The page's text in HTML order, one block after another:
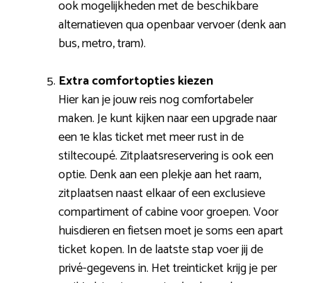
ook mogelijkheden met de beschikbare
alternatieven qua openbaar vervoer (denk aan
bus, metro, tram).
Extra comfortopties kiezen
Hier kan je jouw reis nog comfortabeler
maken. Je kunt kijken naar een upgrade naar
een 1e klas ticket met meer rust in de
stiltecoupé. Zitplaatsreservering is ook een
optie. Denk aan een plekje aan het raam,
zitplaatsen naast elkaar of een exclusieve
compartiment of cabine voor groepen. Voor
huisdieren en fietsen moet je soms een apart
ticket kopen. In de laatste stap voer jij de
privé-gegevens in. Het treinticket krijg je per